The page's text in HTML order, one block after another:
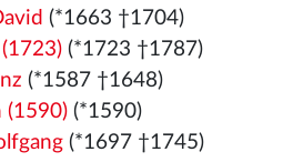
(*1663 †1704)
(*1723 †1787)
(*1587 †1648)
(1590)(*1590)
(*1697 †1745)